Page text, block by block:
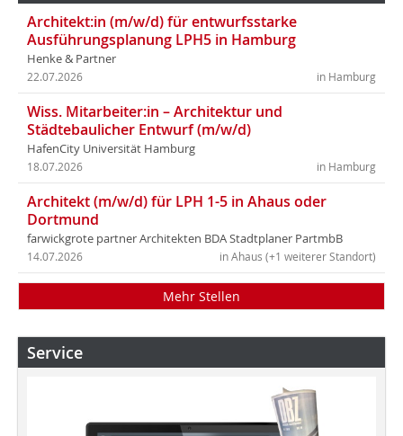
Architekt:in (m/w/d) für entwurfsstarke
Ausführungsplanung LPH5 in Hamburg
Henke & Partner
in Hamburg
22.07.2026
Wiss. Mitarbeiter:in – Architektur und
Städtebaulicher Entwurf (m/w/d)
HafenCity Universität Hamburg
in Hamburg
18.07.2026
Architekt (m/w/d) für LPH 1-5 in Ahaus oder
Dortmund
farwickgrote partner Architekten BDA Stadtplaner PartmbB
in Ahaus (+1 weiterer Standort)
14.07.2026
Mehr Stellen
Service